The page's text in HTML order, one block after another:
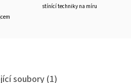
stínící techniky na míru
soubory (1)